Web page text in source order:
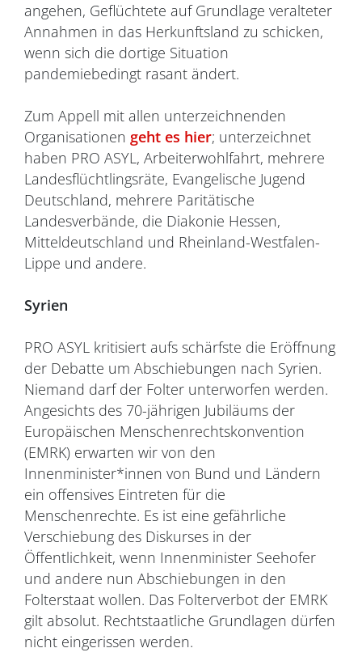
angehen, Geflüchtete auf Grundlage veralteter
Annahmen in das Herkunftsland zu schicken,
wenn sich die dortige Situation
pandemiebedingt rasant ändert.
Zum Appell mit allen unterzeichnenden
Organisationen geht es hier; unterzeichnet
haben PRO ASYL, Arbeiterwohlfahrt, mehrere
Landesflüchtlingsräte, Evangelische Jugend
Deutschland, mehrere Paritätische
Landesverbände, die Diakonie Hessen,
Mitteldeutschland und Rheinland-Westfalen-
Lippe und andere.
Syrien
PRO ASYL kritisiert aufs schärfste die Eröffnung
der Debatte um Abschiebungen nach Syrien.
Niemand darf der Folter unterworfen werden.
Angesichts des 70-jährigen Jubiläums der
Europäischen Menschenrechtskonvention
(EMRK) erwarten wir von den
Innenminister*innen von Bund und Ländern
ein offensives Eintreten für die
Menschenrechte. Es ist eine gefährliche
Verschiebung des Diskurses in der
Öffentlichkeit, wenn Innenminister Seehofer
und andere nun Abschiebungen in den
Folterstaat wollen. Das Folterverbot der EMRK
gilt absolut. Rechtstaatliche Grundlagen dürfen
nicht eingerissen werden.